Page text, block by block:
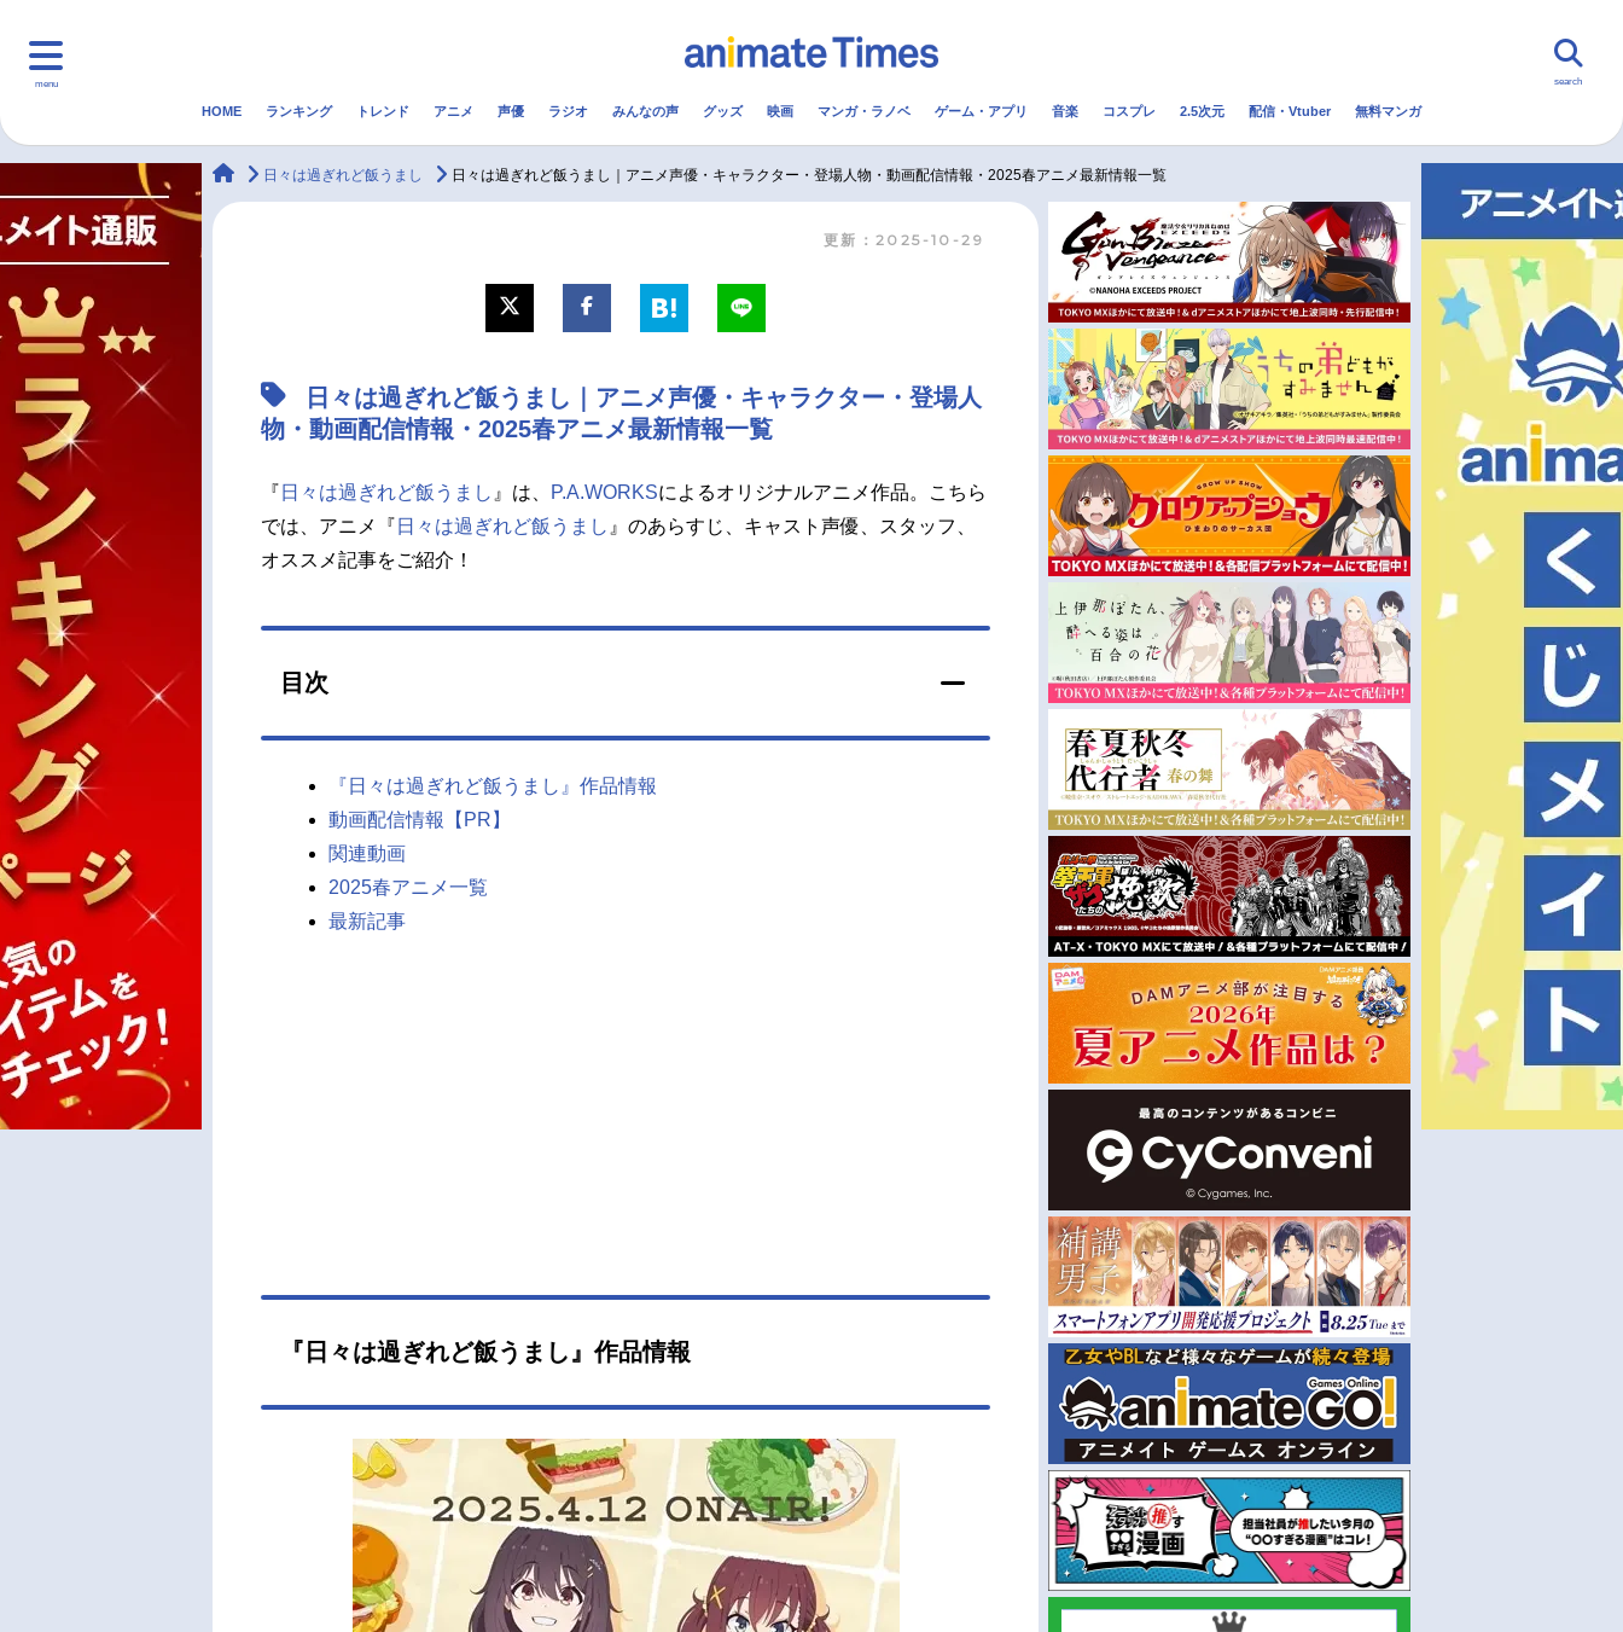
menu
マンガ・ラノベ 2.5次元 配信・Vtuber トレンド 無料マンガ
声優記事一覧
アニメ映画一覧
男性声優/女性声優一覧
今期アニメ曜日別一覧
夏アニメ
秋アニメ
冬アニメ
search
HOME ランキング トレンド アニメ 声優 ラジオ みんなの声 グッズ 映画 マンガ・ラノベ ゲーム・アプリ 音楽 コスプレ 2.5次元 配信・Vtuber 無料マンガ
animateTimes
日々は過ぎれど飯うまし 日々は過ぎれど飯うまし｜アニメ声優・キャラクター・登場人物・動画配信情報・2025春アニメ最新情報一覧
更新：2025-10-29
日々は過ぎれど飯うまし｜アニメ声優・キャラクター・登場人
物・動画配信情報・2025春アニメ最新情報一覧
『 日々は過ぎれど飯うまし 』は、 P.A.WORKSによるオリジナルアニメ作品。こちら
では、アニメ『 日々は過ぎれど飯うまし 』のあらすじ、キャスト声優、スタッフ、
オススメ記事をご紹介！
目次
『日々は過ぎれど飯うまし』作品情報
動画配信情報【PR】
関連動画
2025春アニメ一覧
最新記事
『日々は過ぎれど飯うまし』作品情報